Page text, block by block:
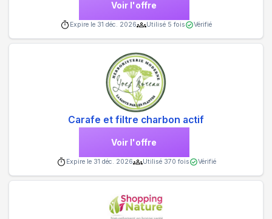
Voir l'offre
Expire le 31 déc. 2026 Utilisé 5 fois Vérifié
Carafe et filtre charbon actif
Voir l'offre
Expire le 31 déc. 2026 Utilisé 370 fois Vérifié